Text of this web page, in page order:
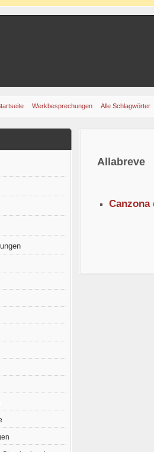
Werkbesprechungen Alle Schlagwörter
Allabreve
Canzona